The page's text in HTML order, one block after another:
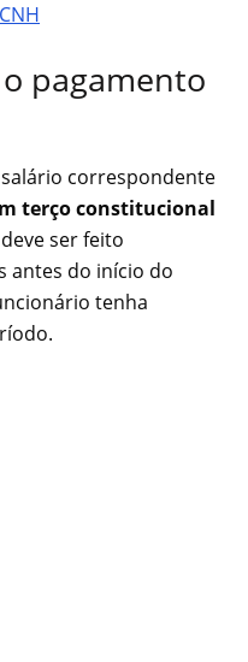
pagamento
correspondente
terço constitucional
ser feito
antes do início do
tenha